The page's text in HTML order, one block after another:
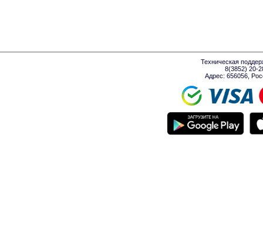
Техническая
8(3852) 20-
Адрес: 656056,